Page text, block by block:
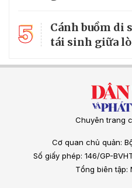
5
Cánh buồm di
tái sinh giữa
Chuyên trang
Cơ quan chủ quản:
Số giấy phép: 146/GP-
Tổng biên tập: